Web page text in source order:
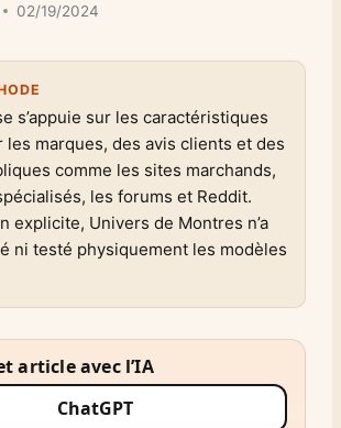
02/19/2024
s’appuie sur les caractéristiques
les marques, des avis clients et des
comme les sites marchands,
les forums et Reddit.
explicite, Univers de Montres n’a
ni testé physiquement les modèles
article avec l’IA
ChatGPT